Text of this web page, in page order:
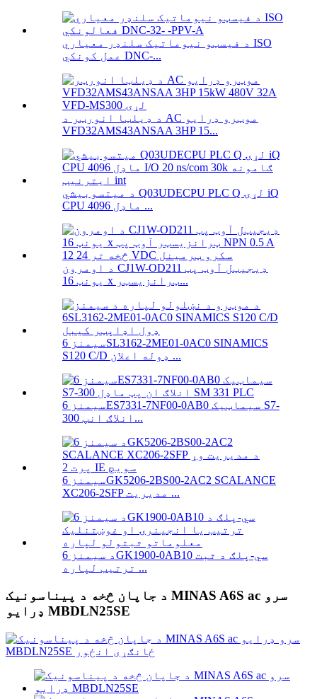
د فیسټو نیوماتیک سلنډر معیاري ISO
عمل کونکي DNC-...
د ډیلټا انورټر د AC موټرو ډرایو
VFD32AMS43ANSAA 3HP 15...
د میتسوبیشي Q03UDECPU PLC Q لړۍ iQ
CPU ماډل 4096 ...
د اومرون CJ1W-OD211 ډیجیټل آوټ پټ
یونټ 16 x ټرانزیسټر...
سیمنز 6SL3162-2ME01-0AC0 SINAMICS
S120 C/D ډوله اعلان ...
سیمنز 6ES7331-7NF00-0AB0 سیماټیک S7-
300 انلاګ انپ...
سیمنز 6GK5206-2BS00-2AC2 SCALANCE
XC206-2SFP مدیریت ...
د سیمنز 6GK1900-0AB10 سي-پلګ د ثبت
ترتیب لپاره ...
د جاپان څخه د پیناسونیک MINAS A6S ac سرو
ډرایو MBDLN25SE